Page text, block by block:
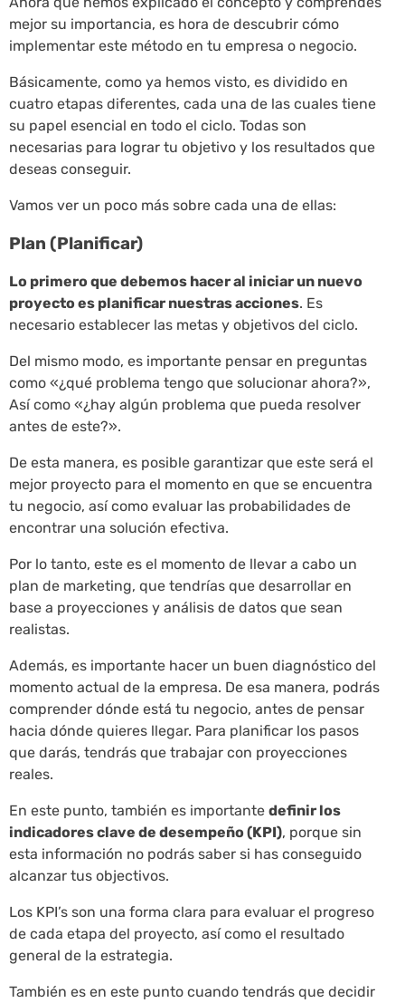
mejor su importancia, es hora de descubrir cómo
implementar este método en tu empresa o negocio.
Básicamente, como ya hemos visto, es dividido en
cuatro etapas diferentes, cada una de las cuales tiene
su papel esencial en todo el ciclo. Todas son
necesarias para lograr tu objetivo y los resultados que
deseas conseguir.
Vamos ver un poco más sobre cada una de ellas:
Plan (Planificar)
Lo primero que debemos hacer al iniciar un nuevo
proyecto es planificar nuestras acciones. Es
necesario establecer las metas y objetivos del ciclo.
Del mismo modo, es importante pensar en preguntas
como «¿qué problema tengo que solucionar ahora?»,
Así como «¿hay algún problema que pueda resolver
antes de este?».
De esta manera, es posible garantizar que este será el
mejor proyecto para el momento en que se encuentra
tu negocio, así como evaluar las probabilidades de
encontrar una solución efectiva.
Por lo tanto, este es el momento de llevar a cabo un
plan de marketing, que tendrías que desarrollar en
base a proyecciones y análisis de datos que sean
realistas.
Además, es importante hacer un buen diagnóstico del
momento actual de la empresa. De esa manera, podrás
comprender dónde está tu negocio, antes de pensar
hacia dónde quieres llegar. Para planificar los pasos
que darás, tendrás que trabajar con proyecciones
reales.
En este punto, también es importante definir los
indicadores clave de desempeño (KPI), porque sin
esta información no podrás saber si has conseguido
alcanzar tus objectivos.
Los KPI’s son una forma clara para evaluar el progreso
de cada etapa del proyecto, así como el resultado
general de la estrategia.
También es en este punto cuando tendrás que decidir